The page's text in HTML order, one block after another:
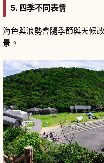
5. 四季不同表情
海色與浪勢會隨季節與天候
景。